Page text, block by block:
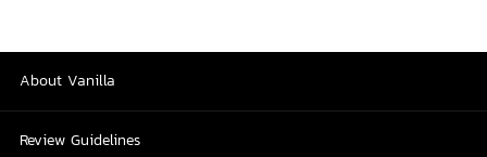
About Vanilla
Review Guidelines